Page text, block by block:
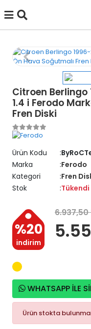
Citroen Berlingo
1.4 i Ferodo
Fren Diski
Ürün Kodu
Marka
Ferodo
Kategori
Fren
Stok
Tükendi
%20
indirim
6.937,50
WHATSAPP İLE
Ürün stokta